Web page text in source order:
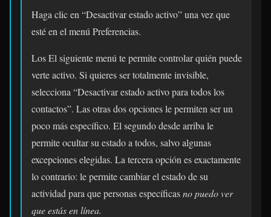
Haga clic en “Desactivar estado activo” una vez que
esté en el menú Preferencias.
Los El siguiente menú te permite controlar quién puede
verte activo. Si quieres ser totalmente invisible,
selecciona “Desactivar estado activo para todos los
contactos”. Las otras dos opciones le permiten ser un
poco más específico. El segundo desde arriba le
permite ocultar su estado a todos, salvo algunas
excepciones elegidas. La tercera opción es exactamente
lo contrario: le permite cambiar el estado de su
actividad para que personas específicasno puedover
que estás en línea.